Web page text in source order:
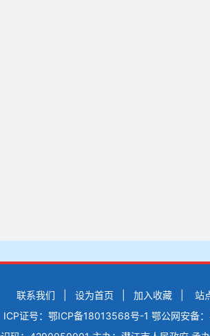
联系我们 设为首页 加入收藏 站
ICP证号：鄂ICP备18013568号-1鄂公网安备